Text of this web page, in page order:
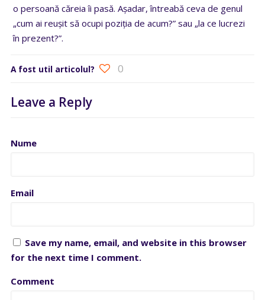
o persoană căreia îi pasă. Aşadar, întreabă ceva de genul
„cum ai reuşit să ocupi poziţia de acum?” sau „la ce lucrezi
în prezent?”.
A fost util articolul? 0
Leave a Reply
Nume
Email
Save my name, email, and website in this browser
for the next time I comment.
Comment